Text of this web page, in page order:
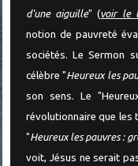
d'une aiguille" (voir le
notion de pauvreté
sociétés. Le Sermon
célèbre "Heureux les
son sens. Le
révolutionnaire que les
"Heureux les pauvres :
voit, Jésus ne serait